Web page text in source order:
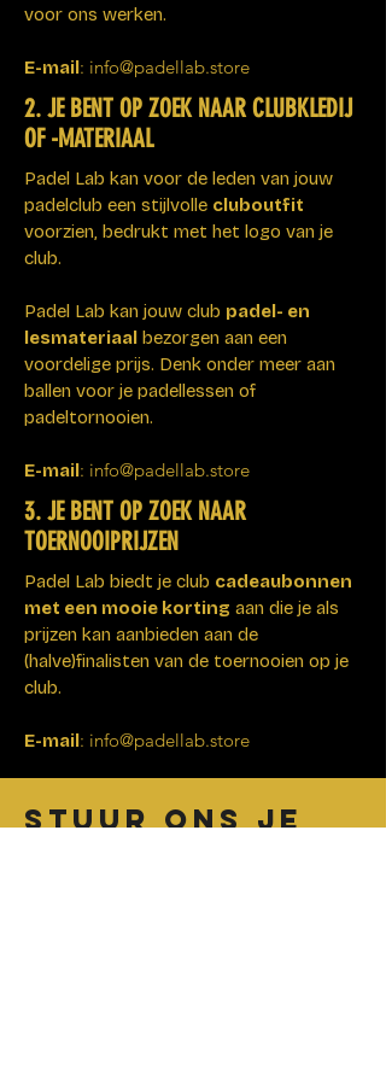
voor ons werken.
E-mail: info@padellab.store
2. JE BENT OP ZOEK NAAR CLUBKLEDIJ
OF -MATERIAAL
Padel Lab kan voor de leden van jouw
padelclub een stijlvolle cluboutfit
voorzien, bedrukt met het logo van je
club.​
​Padel Lab kan jouw club padel- en
lesmateriaal bezorgen aan een
voordelige prijs. Denk onder meer aan
ballen voor je padellessen of
padeltornooien.
E-mail: info@padellab.store
3. JE BENT OP ZOEK NAAR
TOERNOOIPRIJZEN
Padel Lab biedt je club cadeaubonnen
met een mooie korting aan die je als
prijzen kan aanbieden aan de
(halve)finalisten van de toernooien op je
club.
E-mail: info@padellab.store
STUUR ONS JE